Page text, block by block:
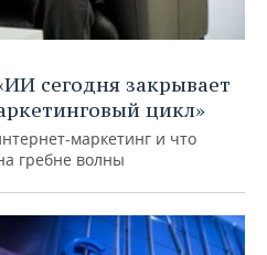
сегодня закрывает
цикл»
маркетинг и что
гребне волны